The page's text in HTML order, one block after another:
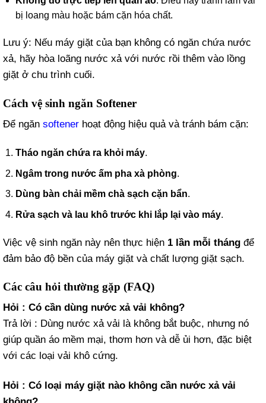
bị loang màu hoặc bám cặn hóa chất.
Lưu ý: Nếu máy giặt của bạn không có ngăn chứa nước
xả, hãy hòa loãng nước xả với nước rồi thêm vào lồng
giặt ở chu trình cuối.
Cách vệ sinh ngăn Softener
Để ngăn softener hoạt động hiệu quả và tránh bám cặn:
Tháo ngăn chứa ra khỏi máy.
Ngâm trong nước ấm pha xà phòng.
Dùng bàn chải mềm chà sạch cặn bẩn.
Rửa sạch và lau khô trước khi lắp lại vào máy.
Việc vệ sinh ngăn này nên thực hiện 1 lần mỗi tháng để
đảm bảo độ bền của máy giặt và chất lượng giặt sạch.
Các câu hỏi thường gặp (FAQ)
Hỏi : Có cần dùng nước xả vải không?
Trả lời : Dùng nước xả vải là không bắt buộc, nhưng nó
giúp quần áo mềm mại, thơm hơn và dễ ủi hơn, đặc biệt
với các loại vải khô cứng.
Hỏi : Có loại máy giặt nào không cần nước xả vải